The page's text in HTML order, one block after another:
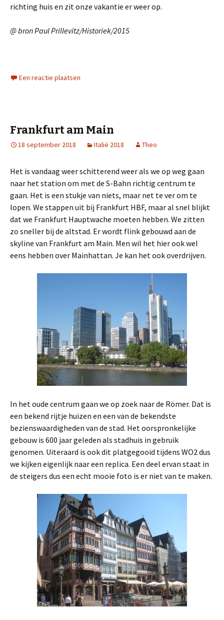
richting huis en zit onze vakantie er weer op.
@ bron Paul Prillevitz/Historiek/2015
Een reactie plaatsen
Frankfurt am Main
18 september 2018 Italië 2018 Theo
Het is vandaag weer schitterend weer als we op weg gaan
naar het station om met de S-Bahn richtig centrum te
gaan. Het is een stukje van niets, maar net te ver om te
lopen. We stappen uit bij Frankfurt HBF, maar al snel blijkt
dat we Frankfurt Hauptwache moeten hebben. We zitten
zo sneller bij de altstad. Er wordt flink gebouwd aan de
skyline van Frankfurt am Main. Men wil het hier ook wel
eens hebben over Mainhattan. Je kan het ook overdrijven.
In het oude centrum gaan we op zoek naar de Römer. Dat is
een bekend rijtje huizen en een van de bekendste
bezienswaardigheden van de stad. Het oorspronkelijke
gebouw is 600 jaar geleden als stadhuis in gebruik
genomen. Uiteraard is ook dit platgegooid tijdens WO2 dus
we kijken eigenlijk naar een replica. Een deel ervan staat in
de steigers dus een echt mooie foto is er niet van te maken.